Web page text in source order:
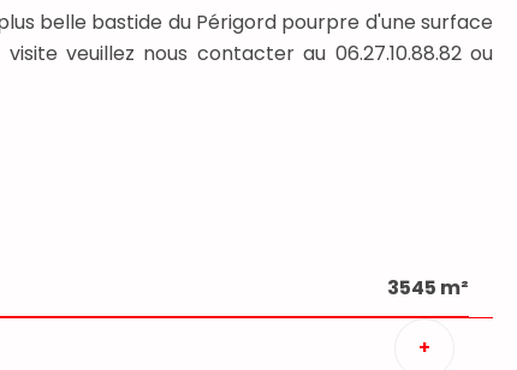
belle bastide du Périgord pourpre d'une surface
veuillez nous contacter au 06.27.10.88.82 ou
3545 m²
+